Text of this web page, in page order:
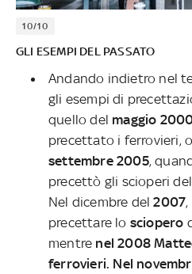
10/10
GLI ESEMPI DEL PASSATO
Andando indietro nel
gli esempi di
quello del maggio
precettato i ferrovieri,
settembre 2005,
precettò gli scioperi
Nel dicembre del2007,
precettare lo sciopero
mentre nel 2008
ferrovieri. Nel